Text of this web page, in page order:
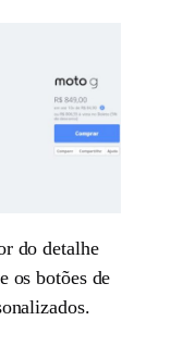
do detalhe
os botões de